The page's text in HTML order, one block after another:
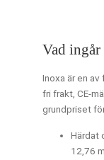
Vad
Inoxa är en
fri frakt, CE-
grundpriset
Härdat
12,76